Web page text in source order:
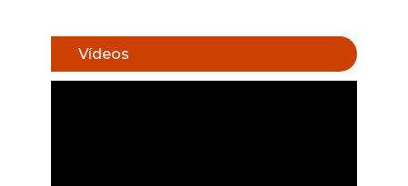
Vídeos